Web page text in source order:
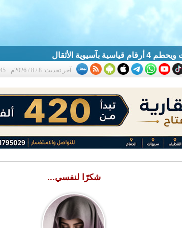
آخر تحديث: 8 / 8 / 2026م - 1:45 ص
شكرًا لنفسي...